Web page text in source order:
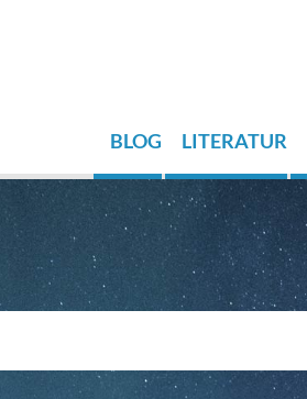
BLOG LITERATUR